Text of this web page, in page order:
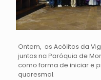
Ontem, os Acólitos da
juntos na Paróquia de
como forma de iniciar e
quaresmal.